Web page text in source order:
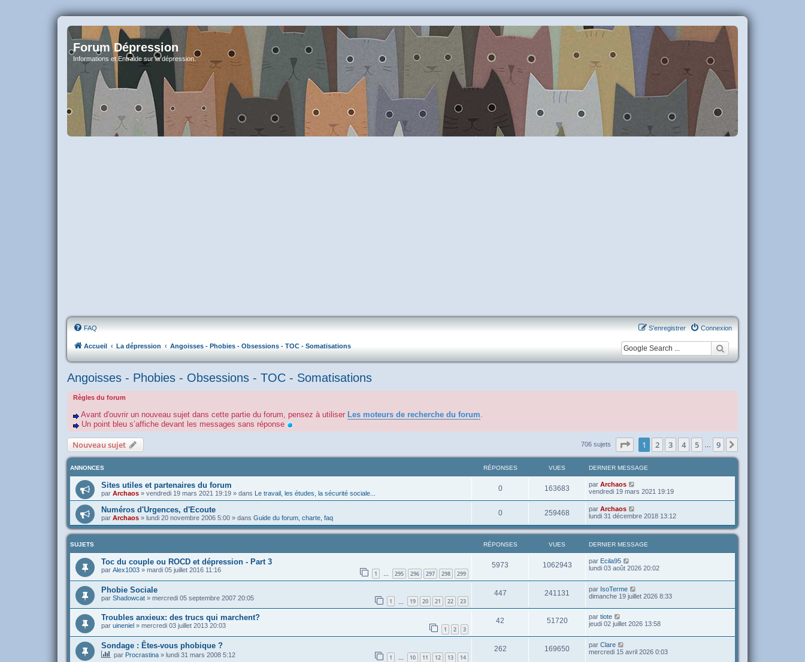
Forum Dépression
Informations et Entraide sur la dépression.
FAQ Connexion
S’enregistrer
Accueil La dépression Angoisses - Phobies - Obsessions - TOC - Somatisations
Angoisses - Phobies - Obsessions - TOC - Somatisations
Règles du forum
Avant d'ouvrir un nouveau sujet dans cette partie du forum, pensez à utiliser Les moteurs de recherche du forum.
Un point bleu s’affiche devant les messages sans réponse
Nouveau sujet 706 sujets Page sur9
1 2 3 4 5 9
ANNONCES RÉPONSES VUES DERNIER MESSAGE
Sites utiles et partenaires du forum
par Archaos » vendredi 19 mars 2021 19:19 » dans Le travail, les études, la sécurité sociale...
0 163683 par Archaos
vendredi 19 mars 2021 19:19
Numéros d'Urgences, d'Ecoute
par Archaos » lundi 20 novembre 2006 5:00 » dans Guide du forum, charte, faq
0 259468 par Archaos
lundi 31 décembre 2018 13:12
SUJETS RÉPONSES VUES DERNIER MESSAGE
Toc du couple ou ROCD et dépression - Part 3
par Alex1003 » mardi 05 juillet 2016 11:16 1 … 295 296 297 298 299
5973 1062943 par Ecila95
lundi 03 août 2026 20:02
Phobie Sociale
par Shadowcat » mercredi 05 septembre 2007 20:05 1 19 20 21 22 23
447 241131 par IsoTerme
dimanche 19 juillet 2026 8:33
Troubles anxieux: des trucs qui marchent?
par uineniel » mercredi 03 juillet 2013 20:03 1 2 3
42 51720 par tiote
jeudi 02 juillet 2026 13:58
Sondage : Êtes-vous phobique ?
par Procrastina » lundi 31 mars 2008 5:12 1 … 10 11 12 13 14
262 169650 par Clare
mercredi 15 avril 2026 0:03